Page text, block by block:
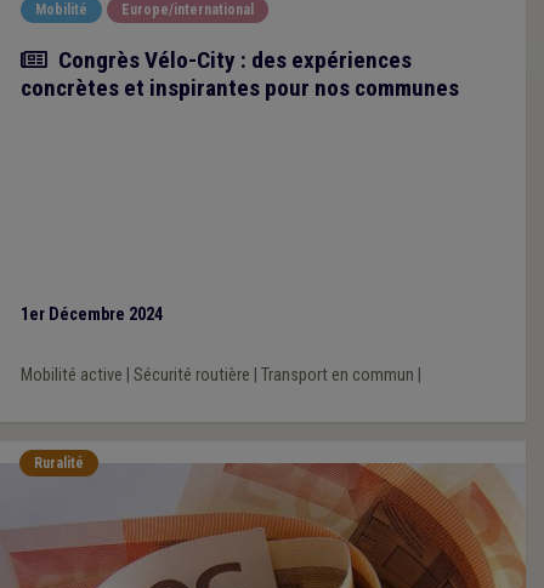
Mobilité Europe/international
Article
Congrès Vélo-City : des expériences
concrètes et inspirantes pour nos communes
1er Décembre 2024
Mobilité active Sécurité routière Transport en commun
Ruralité